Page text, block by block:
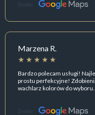
Źródło:
Marzena R.
Bardzo polecam usługi!
prostu perfekcyjne!
wachlarz kolorów do
Źródło: